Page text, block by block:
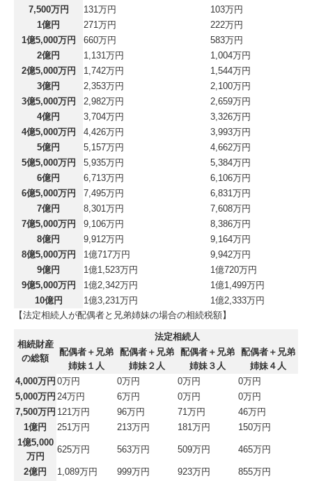
7,500万円
131万円
103万円
1億円
271万円
222万円
1億5,000万円
660万円
583万円
2億円
1,131万円
1,004万円
2億5,000万円
1,742万円
1,544万円
3億円
2,353万円
2,100万円
3億5,000万円
2,982万円
2,659万円
4億円
3,704万円
3,326万円
4億5,000万円
4,426万円
3,993万円
5億円
5,157万円
4,662万円
5億5,000万円
5,935万円
5,384万円
6億円
6,713万円
6,106万円
6億5,000万円
7,495万円
6,831万円
7億円
8,301万円
7,608万円
7億5,000万円
9,106万円
8,386万円
8億円
9,912万円
9,164万円
8億5,000万円
1億717万円
9,942万円
9億円
1億1,523万円
1億720万円
9億5,000万円
1億2,342万円
1億1,499万円
10億円
1億3,231万円
1億2,333万円
【法定相続人が配偶者と兄弟姉妹の場合の相続税額】
相続財産
の総額
法定相続人
配偶者＋兄弟
姉妹１人
配偶者＋兄弟
姉妹２人
配偶者＋兄弟
姉妹３人
配偶者＋兄弟
姉妹４人
4,000万円 0万円 0万円 0万円
0万円
5,000万円 24万円 6万円 0万円
0万円
7,500万円 121万円 96万円 71万円
46万円
1億円
251万円 213万円 181万円
150万円
1億5,000
万円
625万円 563万円 509万円 465万円
2億円 1,089万円 999万円 923万円
855万円